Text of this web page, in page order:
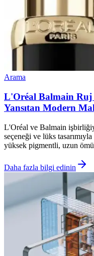
Arama
L'Oréal Balmain Ruj
Yansıtan Modern
L'Oréal ve Balmain
seçeneği ve lüks
yüksek pigmentli, uzun
Daha fazla bilgi edinin